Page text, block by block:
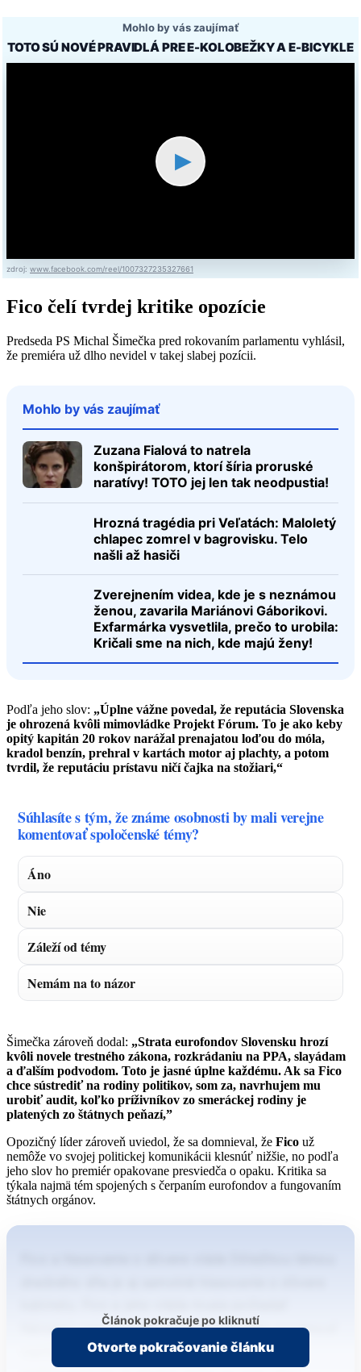
Mohlo by vás zaujímať
TOTO SÚ NOVÉ PRAVIDLÁ PRE E-KOLOBEŽKY A E-BICYKLE
▶
zdroj: www.facebook.com/reel/1007327235327661
Fico čelí tvrdej kritike opozície
Predseda PS Michal Šimečka pred rokovaním parlamentu vyhlásil,
že premiéra už dlho nevidel v takej slabej pozícii.
Mohlo by vás zaujímať
Zuzana Fialová to natrela
konšpirátorom, ktorí šíria proruské
naratívy! TOTO jej len tak neodpustia!
Hrozná tragédia pri Veľatách: Maloletý
chlapec zomrel v bagrovisku. Telo
našli až hasiči
Zverejnením videa, kde je s neznámou
ženou, zavarila Mariánovi Gáborikovi.
Exfarmárka vysvetlila, prečo to urobila:
Kričali sme na nich, kde majú ženy!
Podľa jeho slov: „Úplne vážne povedal, že reputácia Slovenska
je ohrozená kvôli mimovládke Projekt Fórum. To je ako keby
opitý kapitán 20 rokov narážal prenajatou loďou do móla,
kradol benzín, prehral v kartách motor aj plachty, a potom
tvrdil, že reputáciu prístavu ničí čajka na stožiari,“
Súhlasíte s tým, že známe osobnosti by mali verejne
komentovať spoločenské témy?
Áno
Nie
Záleží od témy
Nemám na to názor
Šimečka zároveň dodal: „Strata eurofondov Slovensku hrozí
kvôli novele trestného zákona, rozkrádaniu na PPA, slayádam
a ďalším podvodom. Toto je jasné úplne každému. Ak sa Fico
chce sústrediť na rodiny politikov, som za, navrhujem mu
urobiť audit, koľko príživníkov zo smeráckej rodiny je
platených zo štátnych peňazí,”
Opozičný líder zároveň uviedol, že sa domnieval, že Fico už
nemôže vo svojej politickej komunikácii klesnúť nižšie, no podľa
jeho slov ho premiér opakovane presviedča o opaku. Kritika sa
týkala najmä tém spojených s čerpaním eurofondov a fungovaním
štátnych orgánov.
Národnú radu o vyslovenie dôvery. Táto povinnosť
vyplýva z ústavného zákona o rozpočtovej
Článok pokračuje po kliknutí
Otvorte pokračovanie článku